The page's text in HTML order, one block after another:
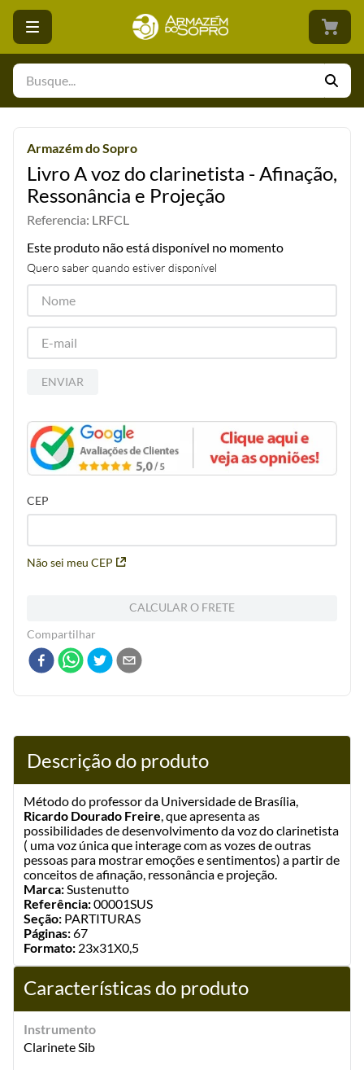
Busque...
Armazém do Sopro
Livro A voz do clarinetista - Afinação,
Ressonância e Projeção
Referencia: LRFCL
Este produto não está disponível no momento
Quero saber quando estiver disponível
ENVIAR
CEP
Não sei meu CEP
CALCULAR O FRETE
Compartilhar
Descrição do produto
Método do professor da Universidade de Brasília,
Ricardo Dourado Freire , que apresenta as
possibilidades de desenvolvimento da voz do clarinetista
( uma voz única que interage com as vozes de outras
pessoas para mostrar emoções e sentimentos) a partir de
conceitos de afinação, ressonância e projeção.
Marca: Sustenutto
Referência:00001SUS
Seção: PARTITURAS
Páginas:67
Formato: 23x31X0,5
Características do produto
Instrumento
Clarinete Sib